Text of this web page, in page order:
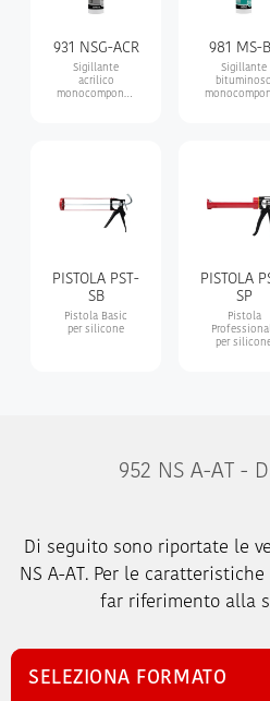
931 NSG-ACR
Sigillante
acrilico
monocomponente
981 MS-
Sigillante
bituminoso
PISTOLA PST-
SB
Pistola Basic
per silicone
PISTOLA
SP
Pistola
per
952 NS A-AT -
Di seguito sono riportate le
NS A-AT. Per le
far riferimento alla
SELEZIONA FORMATO